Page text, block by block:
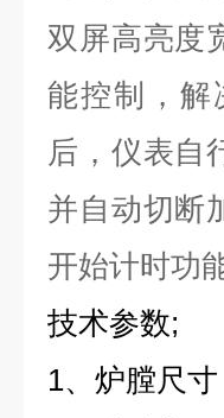
双屏高亮度
能控制，解
后，仪表自
并自动切断
开始计时功能
技术参数;
1、炉膛尺